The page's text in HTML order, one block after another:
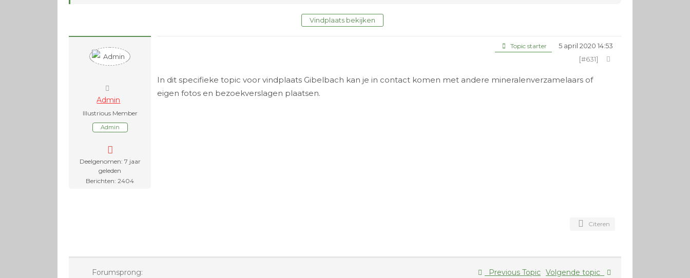
Vindplaats bekijken
Admin
Illustrious Member
Admin
Deelgenomen: 7 jaar
geleden
Berichten: 2404
Topic starter
5 april 2020 14:53
[#631]
In dit specifieke topic voor vindplaats Gibelbach kan je in contact komen met andere mineralenverzamelaars of
eigen fotos en bezoekverslagen plaatsen.
Citeren
Forumsprong: Previous Topic Volgende topic